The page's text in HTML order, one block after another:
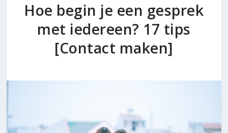
Hoe begin je een gesprek
met iedereen? 17 tips
[Contact maken]